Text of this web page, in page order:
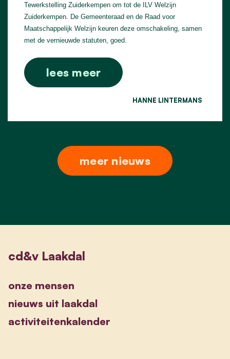
Tewerkstelling Zuiderkempen om tot de ILV Welzijn
Zuiderkempen. De Gemeenteraad en de Raad voor
Maatschappelijk Welzijn keuren deze omschakeling, samen
met de vernieuwde statuten, goed.
lees meer
HANNE LINTERMANS
meer nieuws
cd&v Laakdal
onze mensen
nieuws uit laakdal
activiteitenkalender